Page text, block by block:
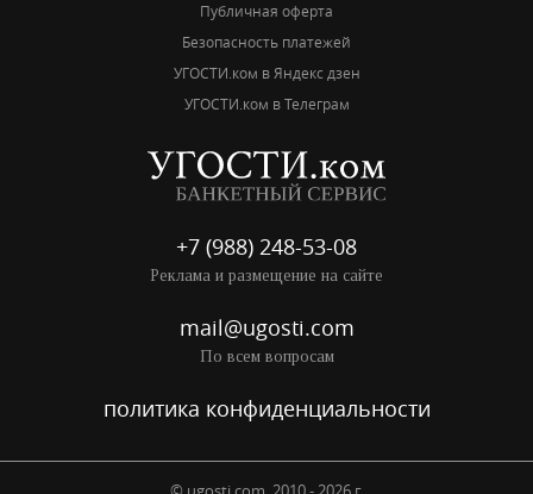
Публичная оферта
Безопасность платежей
УГОСТИ.ком в Яндекс дзен
УГОСТИ.ком в Телеграм
+7 (988) 248-53-08
Реклама и размещение на сайте
mail@ugosti.com
По всем вопросам
политика конфиденциальности